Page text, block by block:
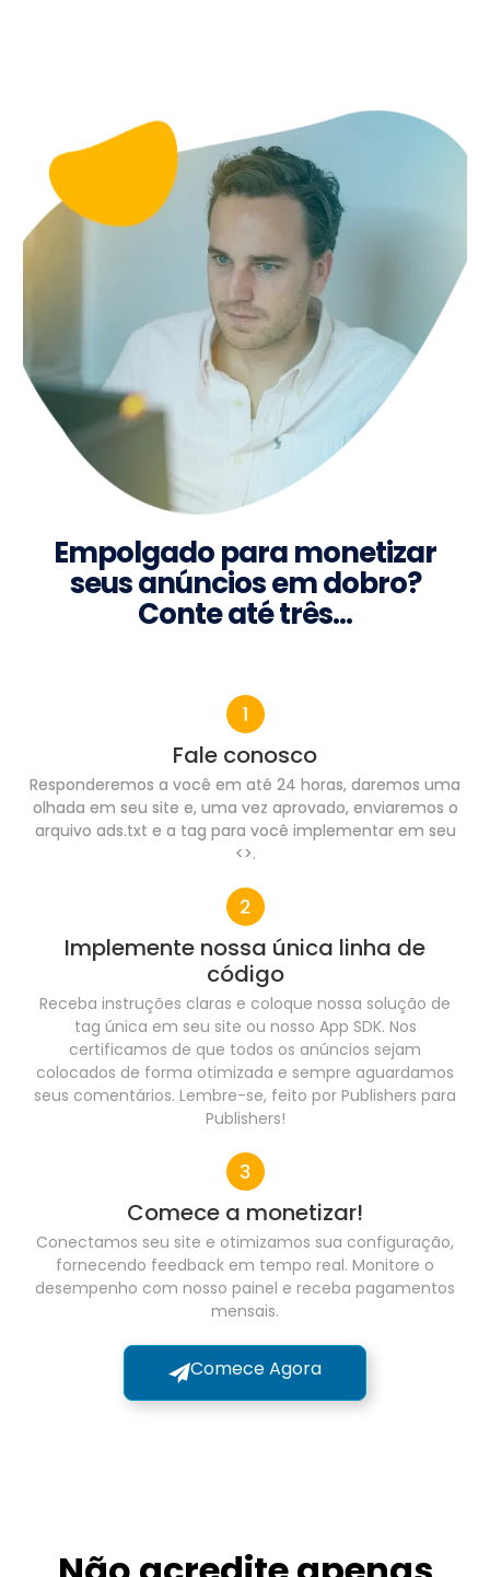
Empolgado para monetizar
seus anúncios em dobro?
Conte até três…
Fale conosco
Responderemos a você em até 24 horas, daremos uma
olhada em seu site e, uma vez aprovado, enviaremos o
arquivo ads.txt e a tag para você implementar em seu
<>.
Implemente nossa única linha de
código
Receba instruções claras e coloque nossa solução de
tag única em seu site ou nosso App SDK. Nos
certificamos de que todos os anúncios sejam
colocados de forma otimizada e sempre aguardamos
seus comentários. Lembre-se, feito por Publishers para
Publishers!
Comece a monetizar!
Conectamos seu site e otimizamos sua configuração,
fornecendo feedback em tempo real. Monitore o
desempenho com nosso painel e receba pagamentos
mensais.
Comece Agora